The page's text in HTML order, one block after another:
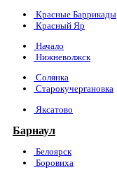
Красные Баррикады
Красный Яр
Начало
Нижневолжск
Солянка
Старокучергановка
Яксатово
Барнаул
Белоярск
Боровиха